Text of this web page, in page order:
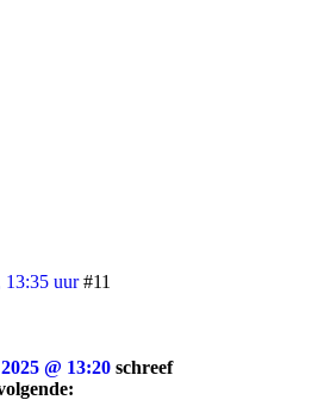
13:35 uur #11
@ 13:20 schreef